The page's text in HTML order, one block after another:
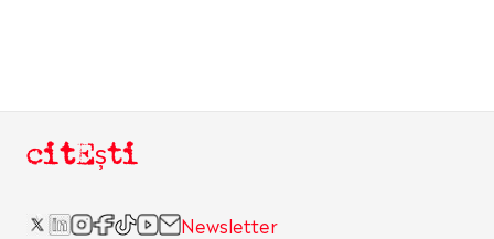
citEști
Newsletter